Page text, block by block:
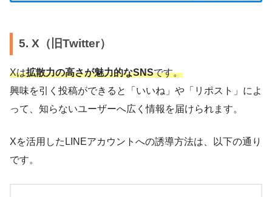
5. X（旧Twitter）
Xは拡散力の高さが魅力的なSNSです。
興味を引く投稿ができると「いいね」や「リポスト」によ
って、知らないユーザーへ広く情報を届けられます。
Xを活用したLINEアカウントへの誘導方法は、以下の通り
です。